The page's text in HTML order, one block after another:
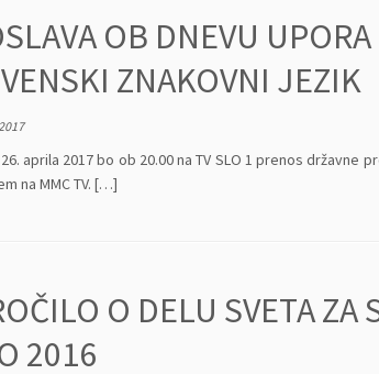
OB DNEVU
ZNAKOVNI JEZIK
aprila 2017 bo ob 20.00 na TV SLO 1 prenos
na MMC TV. […]
O DELU SVETA
2016